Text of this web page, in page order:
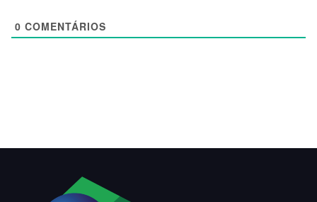
0 COMENTÁRIOS